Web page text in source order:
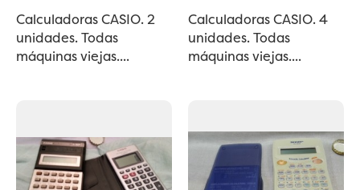
Calculadoras CASIO. 2
unidades. Todas
máquinas viejas....
Calculadoras CASIO. 4
unidades. Todas
máquinas viejas....